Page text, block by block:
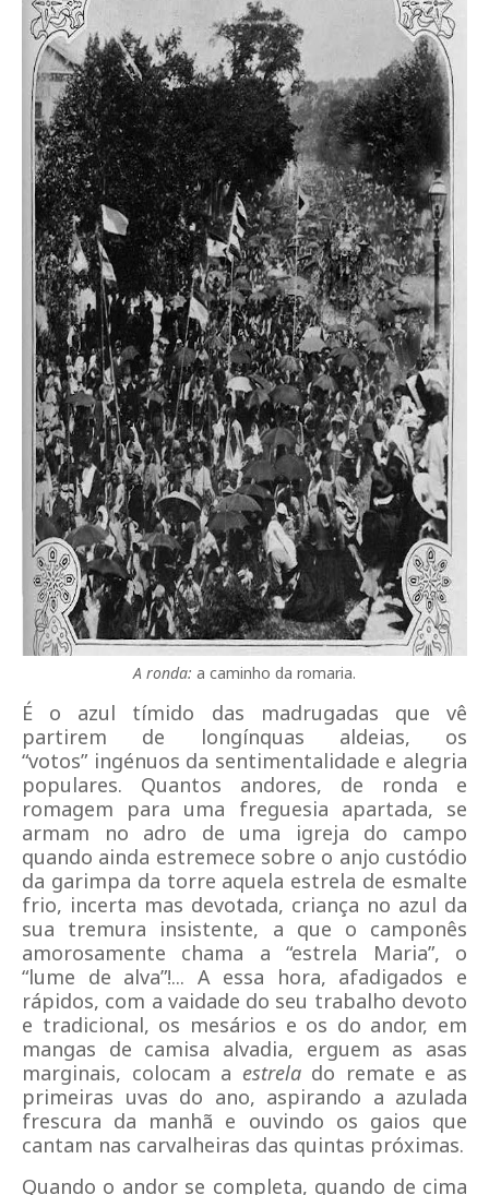
A ronda: a caminho da romaria.
É o azul tímido das madrugadas que vê
partirem de longínquas aldeias, os
“votos” ingénuos da sentimentalidade e alegria
populares. Quantos andores, de ronda e
romagem para uma freguesia apartada, se
armam no adro de uma igreja do campo
quando ainda estremece sobre o anjo custódio
da garimpa da torre aquela estrela de esmalte
frio, incerta mas devotada, criança no azul da
sua tremura insistente, a que o camponês
amorosamente chama a “estrela Maria”, o
“lume de alva”!... A essa hora, afadigados e
rápidos, com a vaidade do seu trabalho devoto
e tradicional, os mesários e os do andor, em
mangas de camisa alvadia, erguem as asas
marginais, colocam a estrelado remate e as
primeiras uvas do ano, aspirando a azulada
frescura da manhã e ouvindo os gaios que
cantam nas carvalheiras das quintas próximas.
Quando o andor se completa, quando de cima